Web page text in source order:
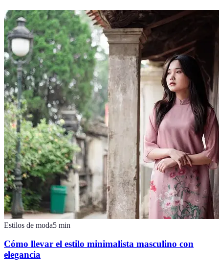
Estilos de moda5 min
Cómo llevar el estilo minimalista masculino con
elegancia